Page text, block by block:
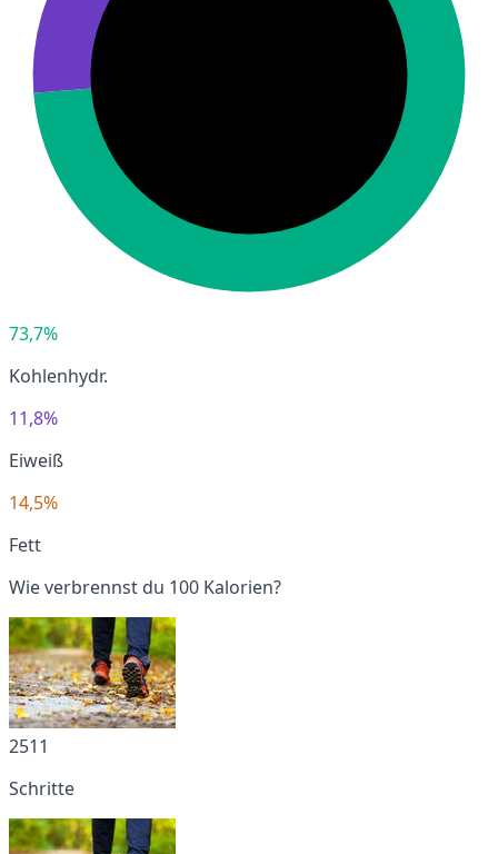
73,7%
Kohlenhydr.
11,8%
Eiweiß
14,5%
Fett
Wie verbrennst du 100 Kalorien?
2511
Schritte